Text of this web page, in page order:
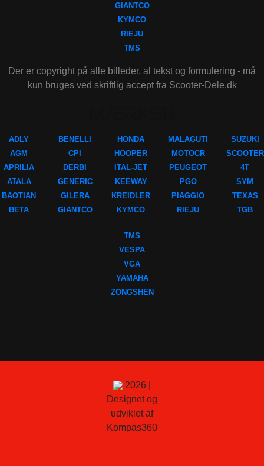
GIANTCO
KYMCO
RIEJU
TMS
Der er copyright på alle billeder, al tekst og formulering - må
kun bruges ved skriftlig accept fra Scooter-Dele.dk
ADLY
AGM
APRILIA
ATALA
BAOTIAN
BETA
BENELLI
CPI
DERBI
GENERIC
GILERA
GIANTCO
HONDA
HOOPER
ITAL-JET
KEEWAY
KREIDLER
KYMCO
MALAGUTI
MOTOCR
PEUGEOT
PGO
PIAGGIO
RIEJU
SUZUKI
SCOOTER
4T
SYM
TEXAS
TGB
TMS
VESPA
VGA
YAMAHA
ZONGSHEN
2026 |
Designet og
udviklet af
Kompas360